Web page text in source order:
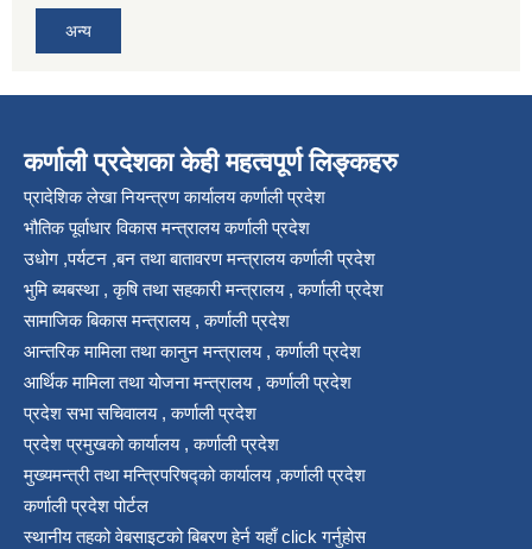
अन्य
कर्णाली प्रदेशका केही महत्वपूर्ण लिङ्कहरु
प्रादेशिक लेखा नियन्त्रण कार्यालय कर्णाली प्रदेश
भौतिक पूर्वाधार विकास मन्त्रालय कर्णाली प्रदेश
उधोग ,पर्यटन ,बन तथा बातावरण मन्त्रालय कर्णाली प्रदेश
भुमि ब्यबस्था , कृषि तथा सहकारी मन्त्रालय , कर्णाली प्रदेश
सामाजिक बिकास मन्त्रालय , कर्णाली प्रदेश
आन्तरिक मामिला तथा कानुन मन्त्रालय , कर्णाली प्रदेश
आर्थिक मामिला तथा योजना मन्त्रालय , कर्णाली प्रदेश
प्रदेश सभा सचिवालय , कर्णाली प्रदेश
प्रदेश प्रमुखको कार्यालय , कर्णाली प्रदेश
मुख्यमन्त्री तथा मन्त्रिपरिषद्को कार्यालय ,कर्णाली प्रदेश
कर्णाली प्रदेश पोर्टल
स्थानीय तहको वेबसाइटको बिबरण हेर्न यहाँ click गर्नुहोस